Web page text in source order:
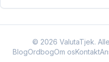
© 2026 ValutaTjek.
BlogOrdbogOm osKontakt